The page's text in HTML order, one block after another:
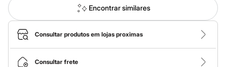
Roupas
Blusas e Camisetas
Básicos
Calças
Casacos e Jaquetas
Jeans
Macacões
Encontrar similares
Consultar produtos em lojas proximas
Consultar frete